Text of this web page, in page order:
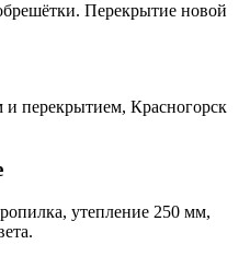
Перекрытие новой
утепление 250 мм,